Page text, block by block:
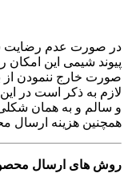
در صورت عدم رضایت
پیوند شیمی این امکان
لازم به ذکر است در
و سالم و به همان
همچنین هزینه ارسال
روش های ارسال